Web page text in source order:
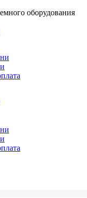
оборудования